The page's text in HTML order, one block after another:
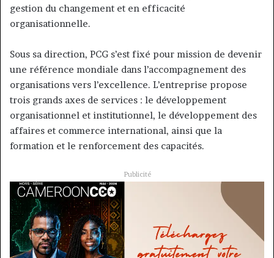
gestion du changement et en efficacité
organisationnelle.
Sous sa direction, PCG s’est fixé pour mission de devenir
une référence mondiale dans l’accompagnement des
organisations vers l’excellence. L’entreprise propose
trois grands axes de services : le développement
organisationnel et institutionnel, le développement des
affaires et commerce international, ainsi que la
formation et le renforcement des capacités.
Publicité